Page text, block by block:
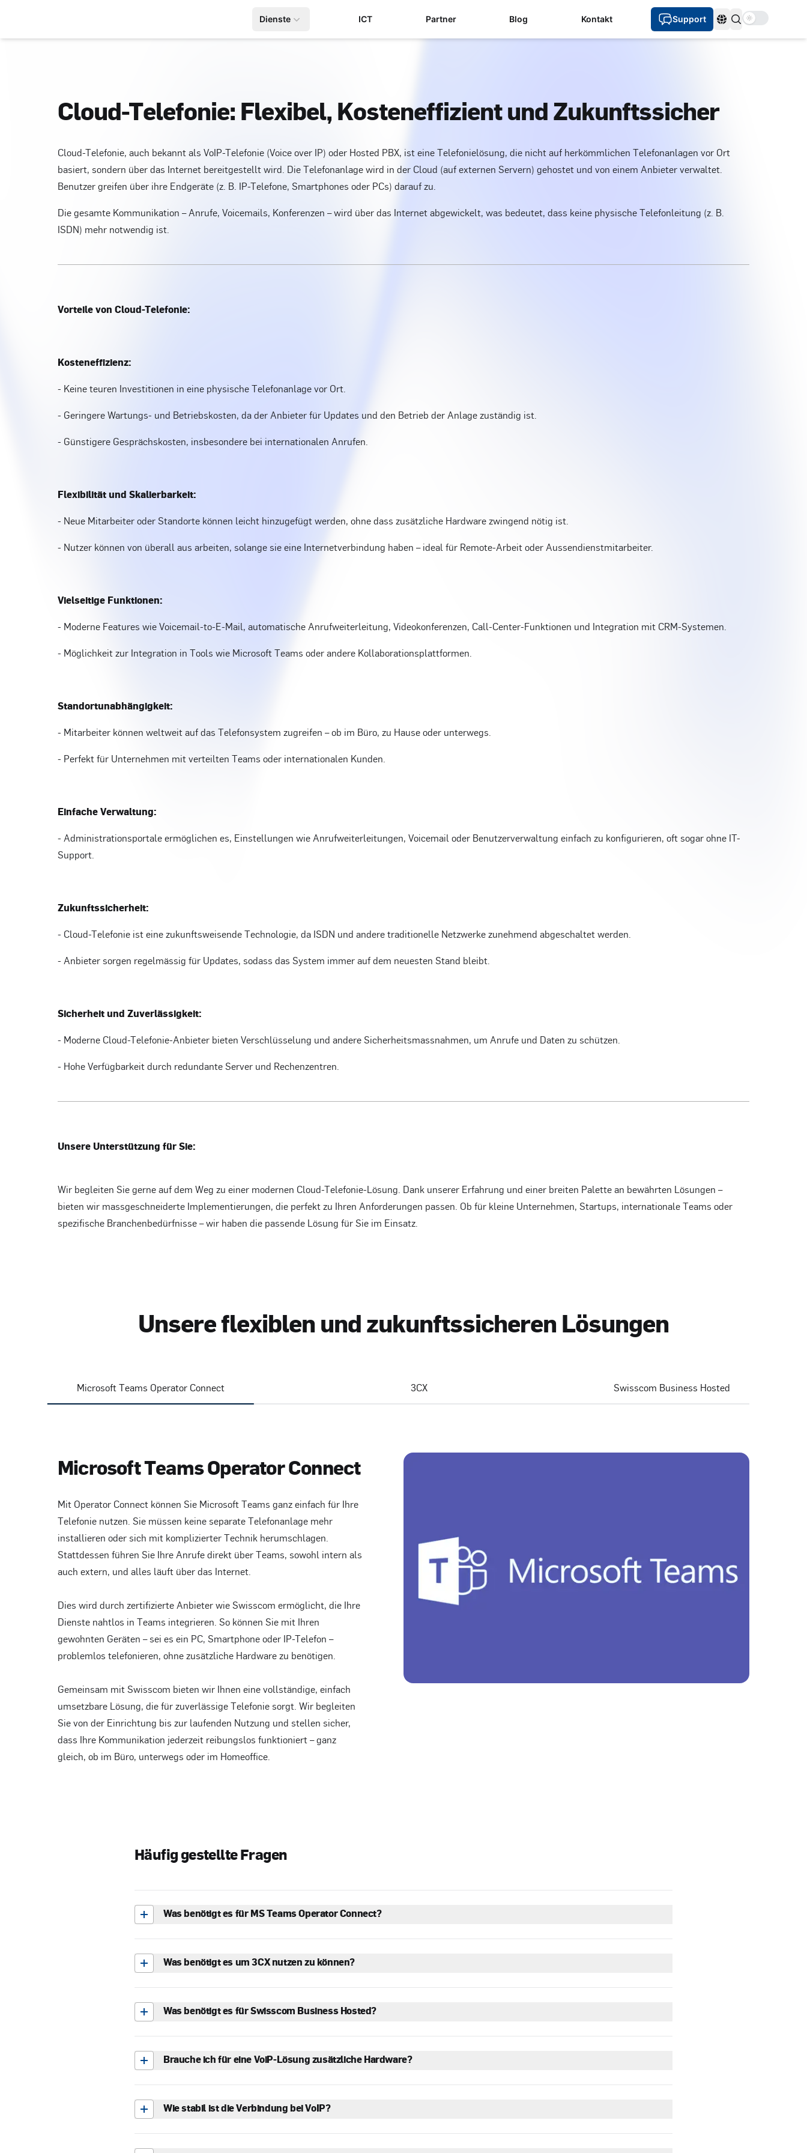
Dienste ICT Partner Blog Kontakt Support SprachenUse setting
Cloud-Telefonie: Flexibel, Kosteneffizient und Zukunftssicher
Cloud-Telefonie, auch bekannt als VoIP-Telefonie (Voice over IP) oder Hosted PBX, ist eine Telefonielösung, die nicht auf herkömmlichen Telefonanlagen vor Ort
basiert, sondern über das Internet bereitgestellt wird. Die Telefonanlage wird in der Cloud (auf externen Servern) gehostet und von einem Anbieter verwaltet.
Benutzer greifen über ihre Endgeräte (z. B. IP-Telefone, Smartphones oder PCs) darauf zu.
Die gesamte Kommunikation – Anrufe, Voicemails, Konferenzen – wird über das Internet abgewickelt, was bedeutet, dass keine physische Telefonleitung (z. B.
ISDN) mehr notwendig ist.
Vorteile von Cloud-Telefonie:
Kosteneffizienz:
- Keine teuren Investitionen in eine physische Telefonanlage vor Ort.
- Geringere Wartungs- und Betriebskosten, da der Anbieter für Updates und den Betrieb der Anlage zuständig ist.
- Günstigere Gesprächskosten, insbesondere bei internationalen Anrufen.
Flexibilität und Skalierbarkeit:
- Neue Mitarbeiter oder Standorte können leicht hinzugefügt werden, ohne dass zusätzliche Hardware zwingend nötig ist.
- Nutzer können von überall aus arbeiten, solange sie eine Internetverbindung haben – ideal für Remote-Arbeit oder Aussendienstmitarbeiter.
Vielseitige Funktionen:
- Moderne Features wie Voicemail-to-E-Mail, automatische Anrufweiterleitung, Videokonferenzen, Call-Center-Funktionen und Integration mit CRM-Systemen.
- Möglichkeit zur Integration in Tools wie Microsoft Teams oder andere Kollaborationsplattformen.
Standortunabhängigkeit:
- Mitarbeiter können weltweit auf das Telefonsystem zugreifen – ob im Büro, zu Hause oder unterwegs.
- Perfekt für Unternehmen mit verteilten Teams oder internationalen Kunden.
Einfache Verwaltung:
- Administrationsportale ermöglichen es, Einstellungen wie Anrufweiterleitungen, Voicemail oder Benutzerverwaltung einfach zu konfigurieren, oft sogar ohne IT-
Support.
Zukunftssicherheit:
- Cloud-Telefonie ist eine zukunftsweisende Technologie, da ISDN und andere traditionelle Netzwerke zunehmend abgeschaltet werden.
- Anbieter sorgen regelmässig für Updates, sodass das System immer auf dem neuesten Stand bleibt.
Sicherheit und Zuverlässigkeit:
- Moderne Cloud-Telefonie-Anbieter bieten Verschlüsselung und andere Sicherheitsmassnahmen, um Anrufe und Daten zu schützen.
- Hohe Verfügbarkeit durch redundante Server und Rechenzentren.
Unsere Unterstützung für Sie:
Wir begleiten Sie gerne auf dem Weg zu einer modernen Cloud-Telefonie-Lösung. Dank unserer Erfahrung und einer breiten Palette an bewährten Lösungen –
bieten wir massgeschneiderte Implementierungen, die perfekt zu Ihren Anforderungen passen. Ob für kleine Unternehmen, Startups, internationale Teams oder
spezifische Branchenbedürfnisse – wir haben die passende Lösung für Sie im Einsatz.
Unsereflexiblen undzukunftssicheren Lösungen
Microsoft Teams Operator Connect 3CX Swisscom Business Hosted
Microsoft Teams Operator Connect
Mit Operator Connect können Sie Microsoft Teams ganz einfach für Ihre
Telefonie nutzen. Sie müssen keine separate Telefonanlage mehr
installieren oder sich mit komplizierter Technik herumschlagen.
Stattdessen führen Sie Ihre Anrufe direkt über Teams, sowohl intern als
auch extern, und alles läuft über das Internet.
Dies wird durch zertifizierte Anbieter wie Swisscom ermöglicht, die Ihre
Dienste nahtlos in Teams integrieren. So können Sie mit Ihren
gewohnten Geräten – sei es ein PC, Smartphone oder IP-Telefon –
problemlos telefonieren, ohne zusätzliche Hardware zu benötigen.
Gemeinsam mit Swisscom bieten wir Ihnen eine vollständige, einfach
umsetzbare Lösung, die für zuverlässige Telefonie sorgt. Wir begleiten
Sie von der Einrichtung bis zur laufenden Nutzung und stellen sicher,
dass Ihre Kommunikation jederzeit reibungslos funktioniert – ganz
gleich, ob im Büro, unterwegs oder im Homeoffice.
HäufiggestellteFragen
Was benötigt es für MS Teams Operator Connect?
Was benötigt es um 3CX nutzen zu können?
Was benötigt es für Swisscom Business Hosted?
Brauche ich für eine VoiP-Lösung zusätzliche Hardware?
Wie stabil ist die Verbindung bei VoIP?